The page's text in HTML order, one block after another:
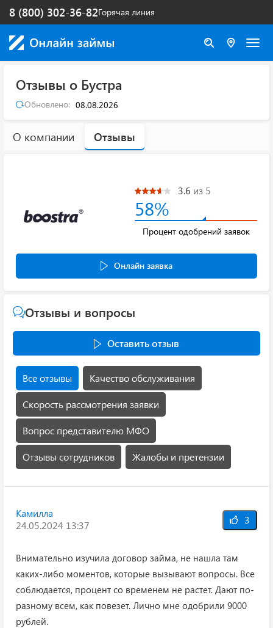
Горячая линия
8 (800) 302-36-82
Отзывы о Бустра
Обновлено: 08.08.2026
О компании Отзывы
3.6 из 5
58%
Процент одобрений заявок
Онлайн заявка
Отзывы и вопросы
Оставить отзыв
Все отзывы Качество обслуживания
Скорость рассмотрения заявки
Вопрос представителю МФО
Отзывы сотрудников Жалобы и претензии
Камилла
24.05.2024 13:37
3
Внимательно изучила договор займа, не нашла там
каких-либо моментов, которые вызывают вопросы. Все
соблюдается, процент со временем не растет. Дают по-
разному всем, как повезет. Лично мне одобрили 9000
рублей.